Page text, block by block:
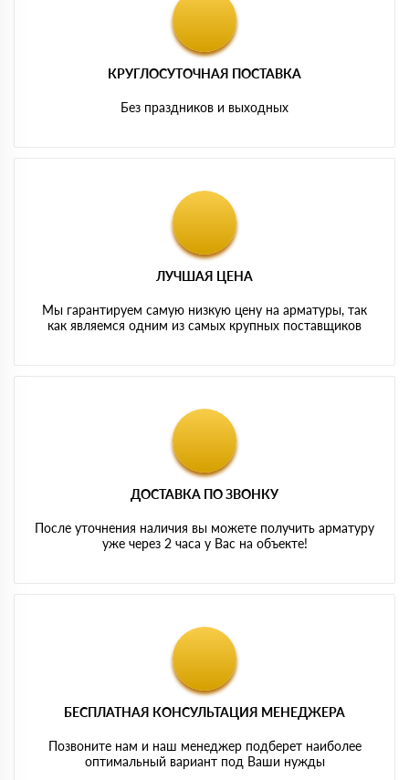
КРУГЛОСУТОЧНАЯ ПОСТАВКА
Без праздников и выходных
ЛУЧШАЯ ЦЕНА
Мы гарантируем самую низкую цену на арматуры, так
как являемся одним из самых крупных поставщиков
ДОСТАВКА ПО ЗВОНКУ
После уточнения наличия вы можете получить арматуру
уже через 2 часа у Вас на объекте!
БЕСПЛАТНАЯ КОНСУЛЬТАЦИЯ МЕНЕДЖЕРА
Позвоните нам и наш менеджер подберет наиболее
оптимальный вариант под Ваши нужды